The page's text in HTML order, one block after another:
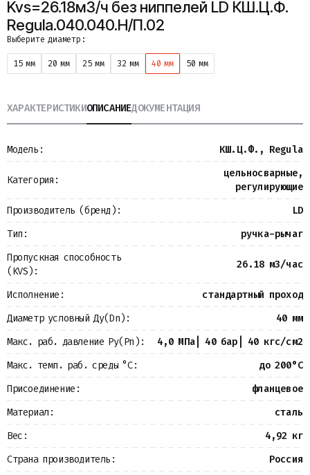
Металлопрокат
Измерительные приборы
Баки
Детали трубопроводов
Водомерные узлы
Kvs=26.18м3/ч без ниппелей LD КШ.Ц.Ф.
Regula.040.040.Н/П.02
Выберите диаметр:
15 мм 20 мм 25 мм 32 мм 40 мм 50 мм
ХАРАКТЕРИСТИКИОПИСАНИЕДОКУМЕНТАЦИЯ
Модель: КШ.Ц.Ф., Regula
Категория:
цельносварные,
регулирующие
Производитель (бренд):
LD
Тип:
ручка-рычаг
Пропускная способность
(KVS):
26.18 м3/час
Исполнение:
стандартный проход
Диаметр условный Ду(Dn):
40 мм
Макс. раб. давление Ру(Pn):
4,0 МПа| 40 бар| 40 кгс/см2
Макс. темп. раб. среды °С:
до 200°С
Присоединение:
фланцевое
Материал:
сталь
Вес:
4,92 кг
Страна производитель:
Россия